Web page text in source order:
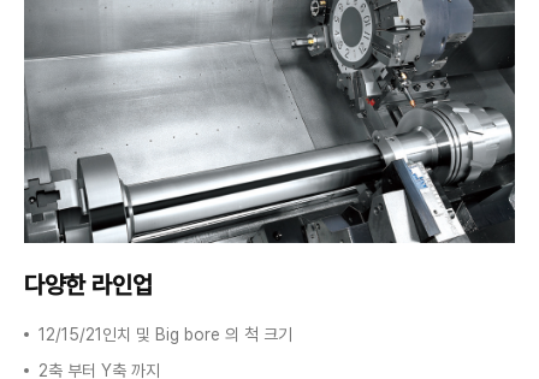
다양한 라인업
12/15/21인치 및 Big bore 의 척 크기
2축 부터 Y축 까지